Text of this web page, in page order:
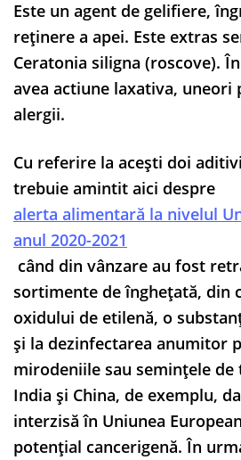
Este un agent de gelifiere,
reținere a apei. Este extras
Ceratonia siligna (roscove).
avea actiune laxativa, uneori
alergii.
Cu referire la acești doi
trebuie amintit aici despre
alerta alimentară la nivelul
anul 2020-2021
când din vânzare au fost
sortimente de înghețată, din
oxidului de etilenă, o
şi la dezinfectarea anumitor
mirodeniile sau seminţele
India şi China, de exemplu,
interzisă în Uniunea
potențial cancerigenă. În